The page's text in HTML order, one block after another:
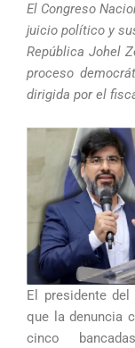
El Congreso
juicio político y
República Johel
proceso
dirigida por el
El presidente
que la denuncia
cinco